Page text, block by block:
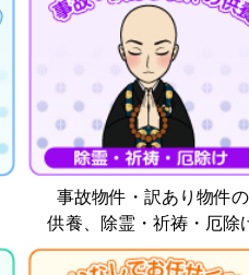
事故物件・訳あり物件の
供養、除霊・祈祷・厄除